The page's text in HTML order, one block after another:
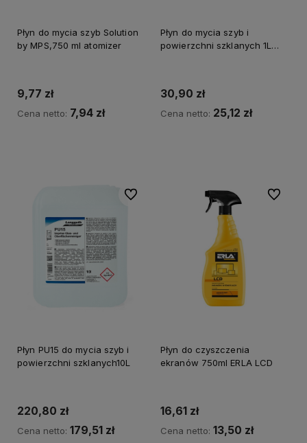
Płyn do mycia szyb Solution
by MPS,750 ml atomizer
9,77 zł
Cena netto: 7,94 zł
Płyn do mycia szyb i
powierzchni szklanych 1L
30,90 zł
Cena netto: 25,12 zł
Płyn PU15 do mycia szyb i
powierzchni szklanych10L
220,80 zł
Cena netto: 179,51 zł
Do ulubionych
Płyn do czyszczenia
ekranów 750ml ERLA LCD
16,61 zł
Cena netto: 13,50 zł
Do